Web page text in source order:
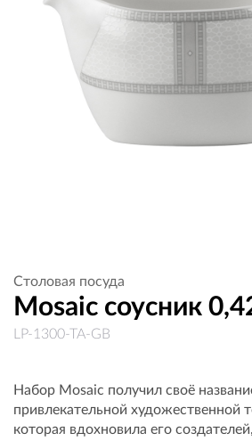
Столовая посуда
Mosaic соусник
LP-1300-TA-GB
Набор Mosaic получил своё
привлекательной художественной
которая вдохновила его